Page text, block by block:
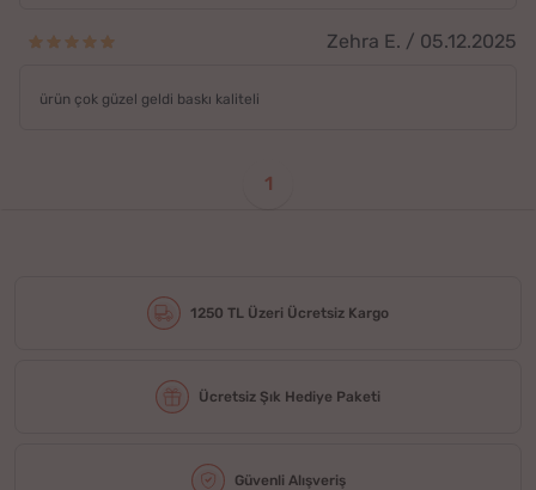
Zehra E. / 05.12.2025
ürün çok güzel geldi baskı kaliteli
1
1250 TL Üzeri Ücretsiz Kargo
Ücretsiz Şık Hediye Paketi
Güvenli Alışveriş